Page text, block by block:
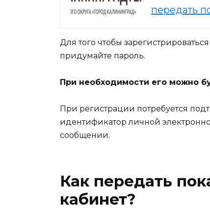
передать
Для того чтобы
придумайте пароль.
При необходимости его можно
При регистрации потребуется
идентификатор личной
сообщении.
Как передать
кабинет?